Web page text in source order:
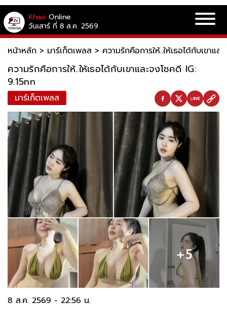
Khao Online
วันเสาร์ ที่ 8 ส.ค. 2569
หน้าหลัก > มาร์เก็ตเพลส > ความรักคือการให้..ให้เธอได้กับเขาแล
ความรักคือการให้..ให้เธอได้กับเขาและจงโชคดี IG:
9.15nn
มาร์เก็ตเพลส
8 ส.ค. 2569 - 22:56 น.